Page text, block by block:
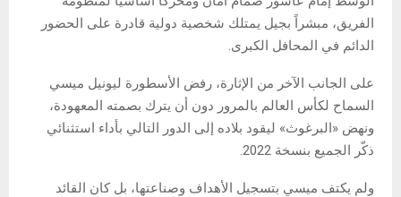
الفريق، مبشراً بجيل يمتلك شخصية دولية قادرة على الحضور
الدائم في المحافل الكبرى.
على الجانب الآخر من الإثارة، رفض الأسطورة ليونيل ميسي
السماح لكأس العالم بالمرور دون أن يترك بصمته المعهودة،
ونهض «البرغوث» ليقود بلاده إلى الدور التالي بأداء استثنائي
ذكّر الجميع بنسخة 2022.
ولم يكتف ميسي بتسجيل الأهداف وصناعتها، بل كان القائد